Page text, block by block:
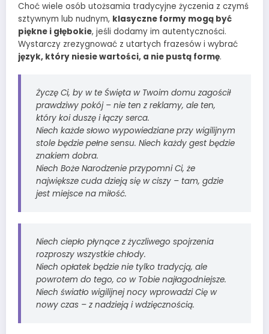
Choć wiele osób utożsamia tradycyjne życzenia z czymś
sztywnym lub nudnym, klasyczne formy mogą być
piękne i głębokie, jeśli dodamy im autentyczności.
Wystarczy zrezygnować z utartych frazesów i wybrać
język, który niesie wartości, a nie pustą formę.
Życzę Ci, by w te Święta w Twoim domu zagościł
prawdziwy pokój – nie ten z reklamy, ale ten,
który koi duszę i łączy serca.
Niech każde słowo wypowiedziane przy wigilijnym
stole będzie pełne sensu. Niech każdy gest będzie
znakiem dobra.
Niech Boże Narodzenie przypomni Ci, że
największe cuda dzieją się w ciszy – tam, gdzie
jest miejsce na miłość.
Niech ciepło płynące z życzliwego spojrzenia
rozproszy wszystkie chłody.
Niech opłatek będzie nie tylko tradycją, ale
powrotem do tego, co w Tobie najłagodniejsze.
Niech światło wigilijnej nocy wprowadzi Cię w
nowy czas – z nadzieją i wdzięcznością.